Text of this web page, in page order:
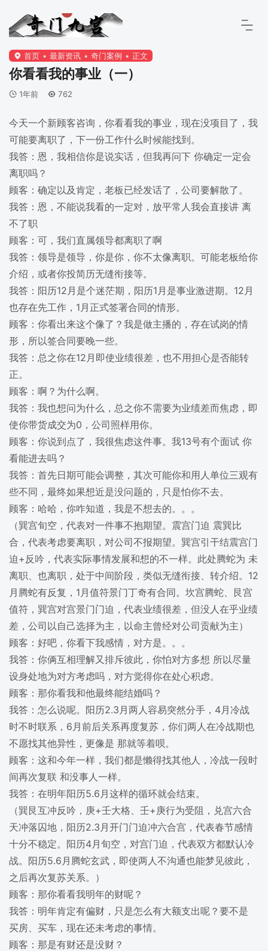
首页 最新资讯 奇门案例 正文
你看看我的事业（一）
1年前 762
今天一个新顾客咨询，你看看我的事业，现在没项目了，我
可能要离职了，下一份工作什么时候能找到。
我答：恩，我相信你是说实话，但我再问下 你确定一定会
离职吗？
顾客：确定以及肯定，老板已经发话了，公司要解散了。
我答：恩，不能说我看的一定对，放平常人我会直接讲 离
不了职
顾客：可，我们直属领导都离职了啊
我答：领导是领导，你是你，你不太像离职。可能老板给你
介绍，或者你投简历无缝衔接等。
我答：阳历12月是个迷茫期，阳历1月是事业激进期。12月
也存在先工作，1月正式签署合同的情形。
顾客：你看出来这个像了？我是做主播的，存在试岗的情
形，所以签合同要晚一些。
我答：总之你在12月即使业绩很差，也不用担心是否能转
正。
顾客：啊？为什么啊。
我答：我也想问为什么，总之你不需要为业绩差而焦虑，即
使你带货成交为0，公司照样用你。
顾客：你说到点了，我很焦虑这件事。我13号有个面试 你
看能进去吗？
我答：首先日期可能会调整，其次可能你和用人单位三观有
些不同，最终如果想近是没问题的，只是怕你不去。
顾客：哈哈，你咋知道，我是不想去的。。。
（巽宫旬空，代表对一件事不抱期望。震宫门迫 震巽比
合，代表考虑要离职，对公司不报期望。巽宫引干结震宫门
迫+反吟，代表实际事情发展和想的不一样。此处腾蛇为 未
离职、也离职，处于中间阶段，类似无缝衔接、转介绍。12
月腾蛇有反复，1月值符景门丁奇有合同。坎宫腾蛇、艮宫
值符，巽宫对宫景门门迫，代表业绩很差，但没人在乎业绩
差，公司以自己选择为主，以命主曾经对公司贡献为主）
顾客：好吧，你看下我感情，对方是。。。
我答：你俩互相理解又排斥彼此，你怕对方多想 所以尽量
设身处地为对方考虑吗，对方觉得你在处心积虑。
顾客：那你看我和他最终能结婚吗？
我答：怎么说呢。阳历2.3月两人容易突然分手，4月冷战
时不时联系，6月前后关系再度复苏，你们两人在冷战期也
不愿找其他异性，更像是 那就等着呗。
顾客：这和今年一样，我们都是懒得找其他人，冷战一段时
间再次复联 和没事人一样。
我答：在明年阳历5.6月这样的循环就会结束。
（巽艮互冲反吟，庚+壬大格、壬+庚行为受阻，兑宫六合
天冲落囚地，阳历2.3月开门门迫冲六合宫，代表春节感情
十分不稳定。阳历4月旬空，对宫门迫，代表双方都默认冷
战。阳历5.6月腾蛇玄武，即使两人不沟通也能梦见彼此，
之后再次复苏关系。）
顾客：那你看看我明年的财呢？
我答：明年肯定有偏财，只是怎么有大额支出呢？要不是
买房、买车，现在还未考虑的事情。
顾客：那是有财还是没财？